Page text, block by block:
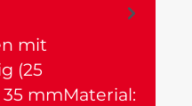
mit
(25
mmMaterial: